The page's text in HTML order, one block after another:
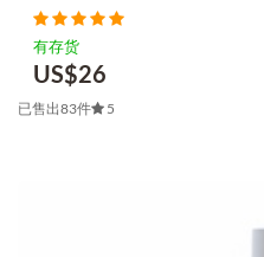
有存货
US$26
已售出83件 5